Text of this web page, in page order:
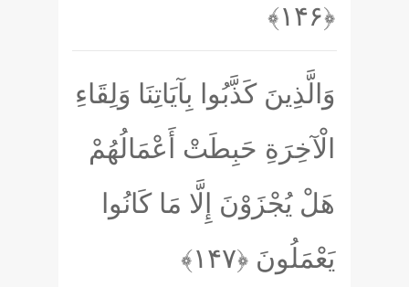
﴿۱۴۶﴾
وَالَّذِينَ كَذَّبُوا بِآيَاتِنَا وَلِقَاءِ
الْآخِرَةِ حَبِطَتْ أَعْمَالُهُمْ
هَلْ يُجْزَوْنَ إِلَّا مَا كَانُوا
يَعْمَلُونَ ﴿۱۴۷﴾